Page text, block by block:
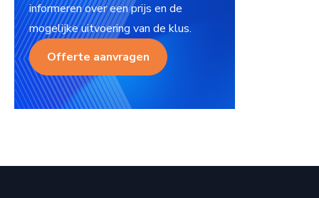
informeren over een prijs en de
mogelijke uitvoering van de klus.
Offerte aanvragen